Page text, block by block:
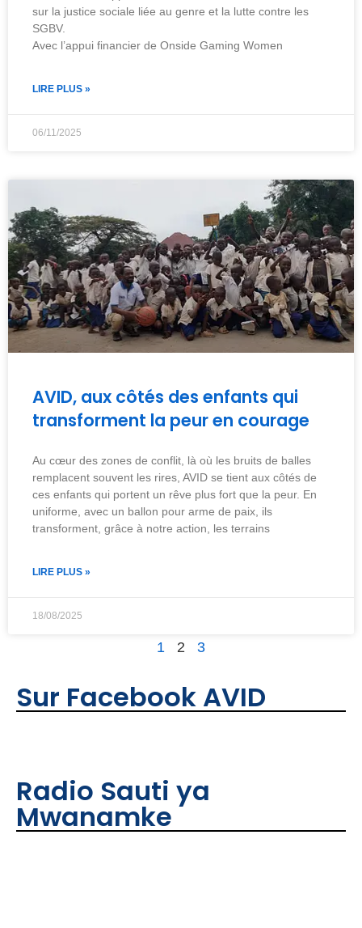
sur la justice sociale liée au genre et la lutte contre les
SGBV.
Avec l’appui financier de Onside Gaming Women
LIRE PLUS »
06/11/2025
AVID, aux côtés des enfants qui
transforment la peur en courage
Au cœur des zones de conflit, là où les bruits de balles
remplacent souvent les rires, AVID se tient aux côtés de
ces enfants qui portent un rêve plus fort que la peur. En
uniforme, avec un ballon pour arme de paix, ils
transforment, grâce à notre action, les terrains
LIRE PLUS »
18/08/2025
1 2 3
Sur Facebook AVID
Radio Sauti ya
Mwanamke